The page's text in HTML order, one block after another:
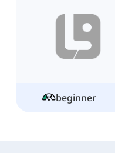
beginner